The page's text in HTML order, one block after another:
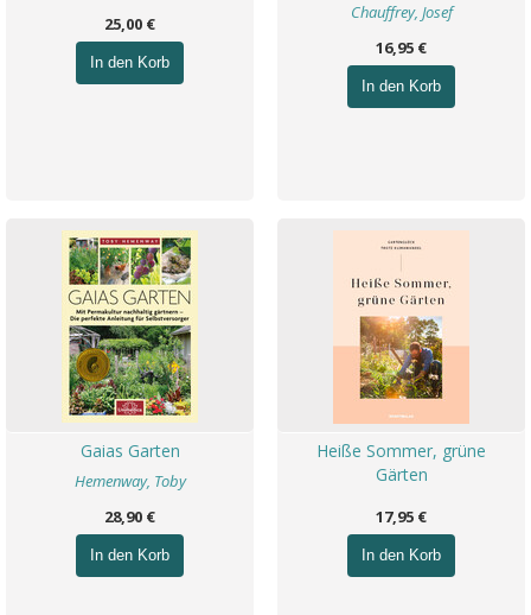
25,00 €
In den Korb
Chauffrey, Josef
16,95 €
In den Korb
Gaias Garten
Hemenway, Toby
28,90 €
In den Korb
Heiße Sommer, grüne
Gärten
17,95 €
In den Korb